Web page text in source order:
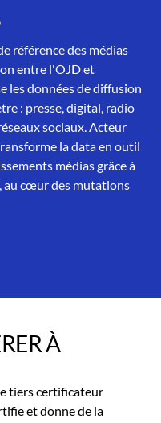
référence des médias
entre l'OJD et
les données de diffusion
: presse, digital, radio
sociaux. Acteur
la data en outil
médias grâce à
au cœur des mutations
À
tiers certificateur
et donne de la